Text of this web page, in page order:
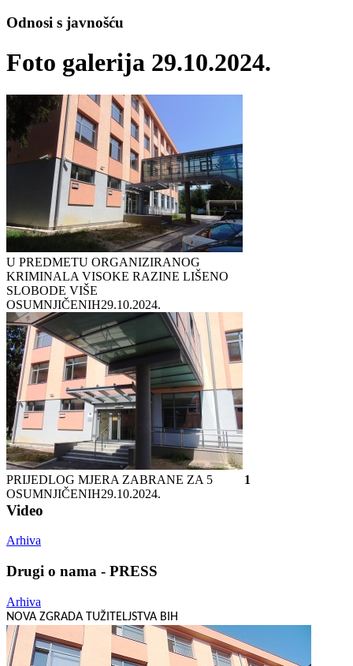
Odnosi s javnošću
Foto galerija 29.10.2024.
U PREDMETU ORGANIZIRANOG
KRIMINALA VISOKE RAZINE LIŠENO
SLOBODE VIŠE
OSUMNJIČENIH29.10.2024.
PRIJEDLOG MJERA ZABRANE ZA 5
OSUMNJIČENIH29.10.2024.
1
Video
Arhiva
Drugi o nama - PRESS
Arhiva
NOVA ZGRADA TUŽITELJSTVA BIH